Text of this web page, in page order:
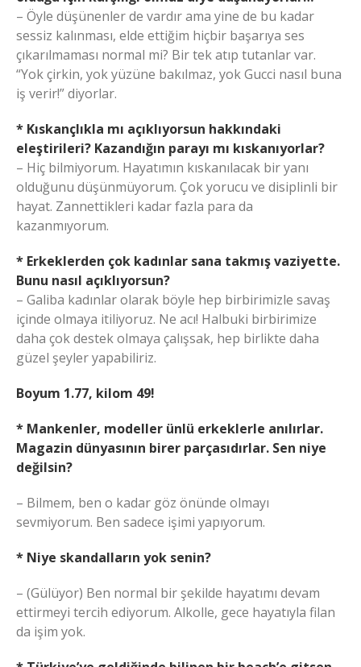
– Öyle düşünenler de vardır ama yine de bu kadar
sessiz kalınması, elde ettiğim hiçbir başarıya ses
çıkarılmaması normal mi? Bir tek atıp tutanlar var.
“Yok çirkin, yok yüzüne bakılmaz, yok Gucci nasıl buna
iş verir!” diyorlar.
* Kıskançlıkla mı açıklıyorsun hakkındaki
eleştirileri? Kazandığın parayı mı kıskanıyorlar?
– Hiç bilmiyorum. Hayatımın kıskanılacak bir yanı
olduğunu düşünmüyorum. Çok yorucu ve disiplinli bir
hayat. Zannettikleri kadar fazla para da
kazanmıyorum.
* Erkeklerden çok kadınlar sana takmış vaziyette.
Bunu nasıl açıklıyorsun?
– Galiba kadınlar olarak böyle hep birbirimizle savaş
içinde olmaya itiliyoruz. Ne acı! Halbuki birbirimize
daha çok destek olmaya çalışsak, hep birlikte daha
güzel şeyler yapabiliriz.
Boyum 1.77, kilom 49!
* Mankenler, modeller ünlü erkeklerle anılırlar.
Magazin dünyasının birer parçasıdırlar. Sen niye
değilsin?
– Bilmem, ben o kadar göz önünde olmayı
sevmiyorum. Ben sadece işimi yapıyorum.
* Niye skandalların yok senin?
– (Gülüyor) Ben normal bir şekilde hayatımı devam
ettirmeyi tercih ediyorum. Alkolle, gece hayatıyla filan
da işim yok.